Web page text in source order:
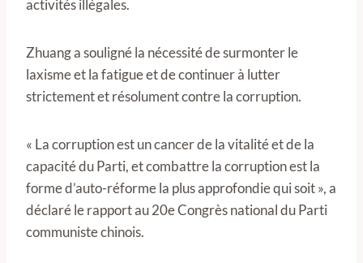
activités illégales.
Zhuang a souligné la nécessité de surmonter le
laxisme et la fatigue et de continuer à lutter
strictement et résolument contre la corruption.
« La corruption est un cancer de la vitalité et de la
capacité du Parti, et combattre la corruption est la
forme d’auto-réforme la plus approfondie qui soit », a
déclaré le rapport au 20e Congrès national du Parti
communiste chinois.